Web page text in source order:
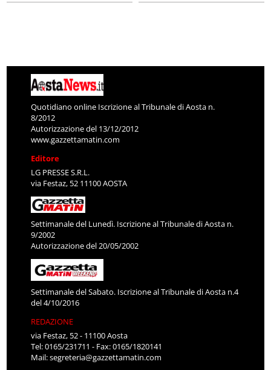
Quotidiano online Iscrizione al Tribunale di Aosta n.
8/2012
Autorizzazione del 13/12/2012
www.gazzettamatin.com
Editore
LG PRESSE S.R.L.
via Festaz, 52 11100 AOSTA
Settimanale del Lunedì. Iscrizione al Tribunale di Aosta n.
9/2002
Autorizzazione del 20/05/2002
Settimanale del Sabato. Iscrizione al Tribunale di Aosta n.4
del 4/10/2016
REDAZIONE
via Festaz, 52 - 11100 Aosta
Tel: 0165/231711 - Fax: 0165/1820141
Mail:segreteria@gazzettamatin.com